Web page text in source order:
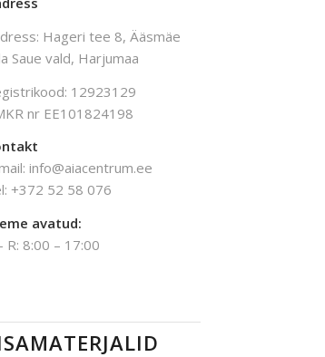
Hageri tee 8, Ääsmäe
Saue vald, Harjumaa
12923129
nr EE101824198
info@aiacentrum.ee
+372 52 58 076
avatud:
R: 8:00 – 17:00